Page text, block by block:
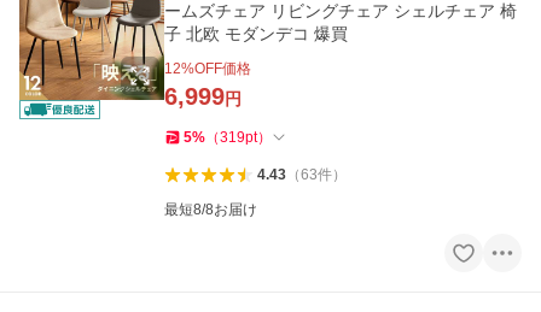
ームズチェア リビングチェア シェルチェア 椅
子 北欧 モダンデコ 爆買
12%OFF価格
6,999円
5% （319pt）
4.43（63件）
最短8/8お届け